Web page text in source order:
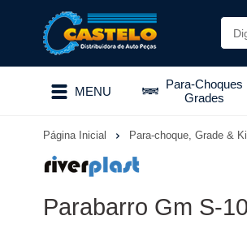
MENU
Para-Choques
Grades
Página Inicial Para-choque, Grade &
Parabarro Gm S-